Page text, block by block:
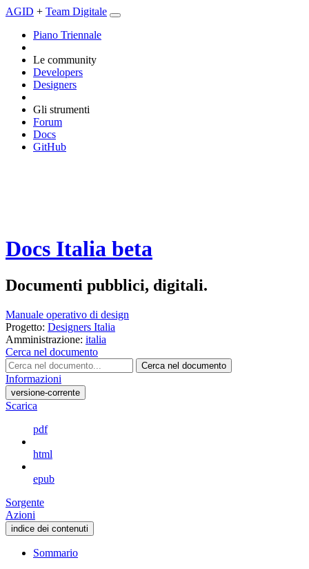
AGID + Team Digitale
Piano Triennale
Le community
Developers
Designers
Gli strumenti
Forum
Docs
GitHub
Docs Italia beta
Documenti pubblici, digitali.
Manuale operativo di design
Progetto: Designers Italia
Amministrazione: italia
Cerca nel documento
Cerca nel documento
Informazioni
versione-corrente
Scarica
pdf
html
epub
Sorgente
Azioni
indice dei contenuti
Sommario